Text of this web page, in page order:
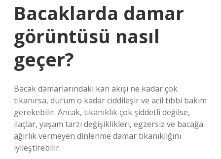
Bacaklarda damar
görüntüsü nasıl
geçer?
Bacak damarlarındaki kan akışı ne kadar çok
tıkanırsa, durum o kadar ciddileşir ve acil tıbbi bakım
gerekebilir. Ancak, tıkanıklık çok şiddetli değilse,
ilaçlar, yaşam tarzı değişiklikleri, egzersiz ve bacağa
ağırlık vermeyen dinlenme damar tıkanıklığını
iyileştirebilir.